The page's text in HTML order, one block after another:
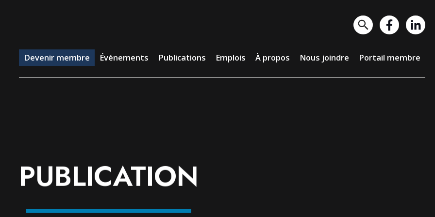
membre Événements Publications Emplois À propos Nous joindre Portail membre